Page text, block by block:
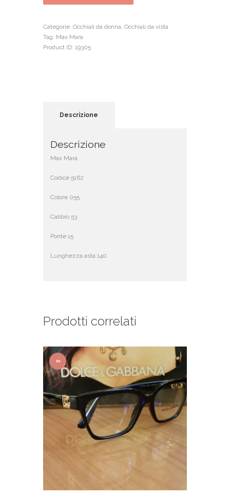
quantità
Categorie: Occhiali da donna Occhiali da vista
Tag: Max Mara
Product ID: 19305
Descrizione
Descrizione
Max Mara
Codice 5162
Colore 055
Calibro 53
Ponte 15
Lunghezza asta 140
Prodotti correlati
IN
OFFER